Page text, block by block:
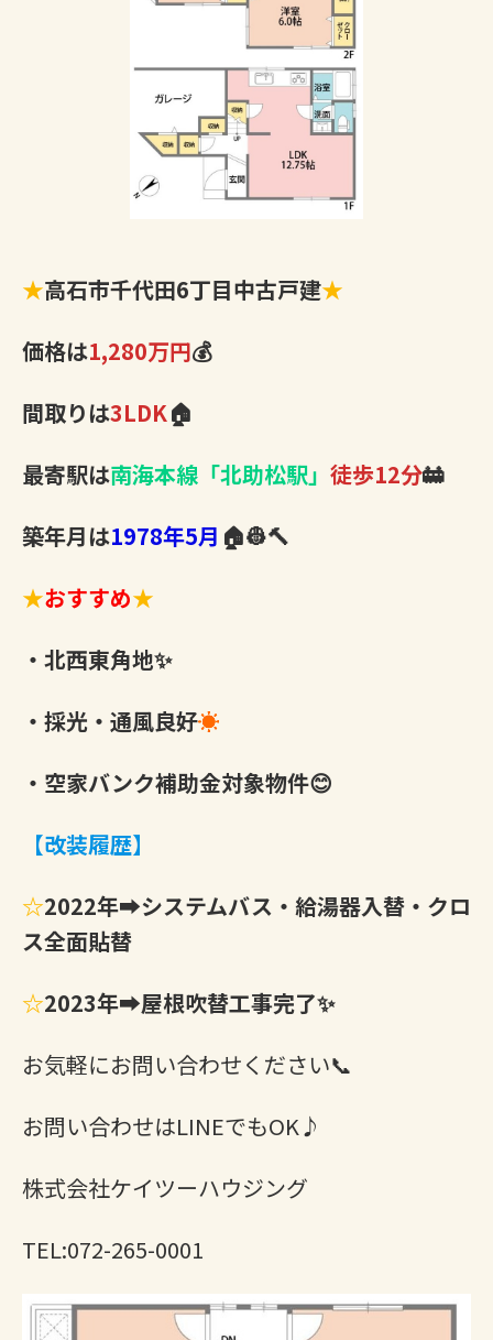
★高石市千代田6丁目中古戸建★
価格は1,280万円💰
間取りは3LDK🏠
最寄駅は南海本線「北助松駅」 徒歩12分🚋
築年月は1978年5月 🏠👷🔨
★おすすめ★
・北西東角地✨
・採光・通風良好☀
・空家バンク補助金対象物件😊
【改装履歴】
☆2022年➡システムバス・給湯器入替・クロ
ス全面貼替
☆2023年➡屋根吹替工事完了✨
お気軽にお問い合わせください📞
お問い合わせはLINEでもOK♪
株式会社ケイツーハウジング
TEL:072-265-0001